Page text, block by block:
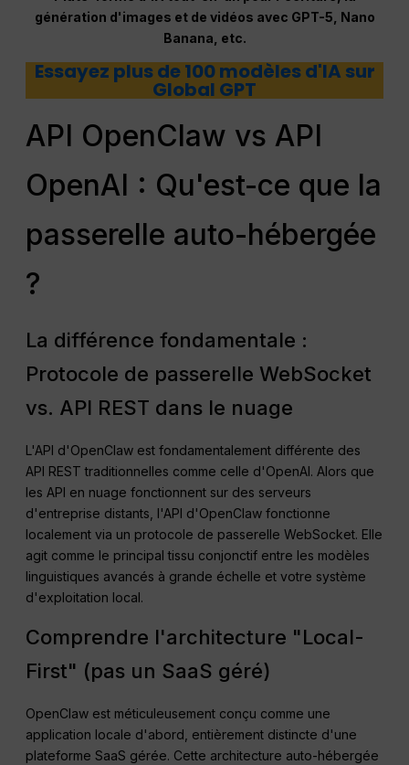
génération d'images et de vidéos avec GPT-5, Nano
Banana, etc.
Essayez plus de 100 modèles d'IA sur
Global GPT
API OpenClaw vs API
OpenAI : Qu'est-ce que la
passerelle auto-hébergée
?
La différence fondamentale :
Protocole de passerelle WebSocket
vs. API REST dans le nuage
L'API d'OpenClaw est fondamentalement différente des
API REST traditionnelles comme celle d'OpenAI. Alors que
les API en nuage fonctionnent sur des serveurs
d'entreprise distants, l'API d'OpenClaw fonctionne
localement via un protocole de passerelle WebSocket. Elle
agit comme le principal tissu conjonctif entre les modèles
linguistiques avancés à grande échelle et votre système
d'exploitation local.
Comprendre l'architecture "Local-
First" (pas un SaaS géré)
OpenClaw est méticuleusement conçu comme une
application locale d'abord, entièrement distincte d'une
plateforme SaaS gérée. Cette architecture auto-hébergée